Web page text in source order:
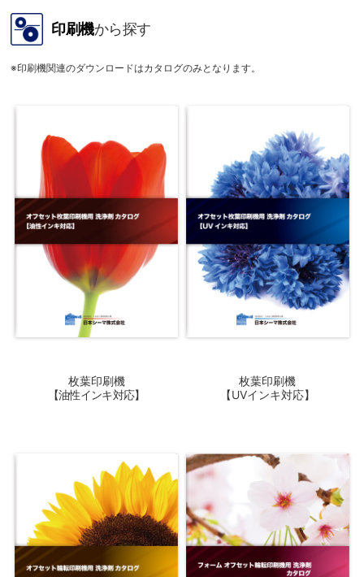
印刷機から探す
※印刷機関連のダウンロードはカタログのみとなります。
枚葉印刷機
【油性インキ対応】
枚葉印刷機
【UVインキ対応】